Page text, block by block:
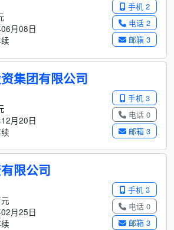
手机 2
电话 2
邮箱 3
月08日
集团有限公司
手机 3
电话 0
邮箱 3
月20日
限公司
手机 3
电话 0
邮箱 3
月25日